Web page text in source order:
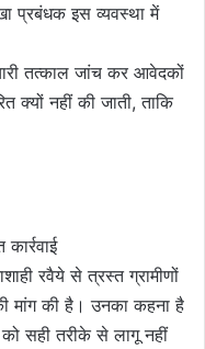
प्रबंधक इस व्यवस्था में
तत्काल जांच कर आवेदकों
क्यों नहीं की जाती, ताकि
रवैये से त्रस्त ग्रामीणों
मांग की है। उनका कहना है
को सही तरीके से लागू नहीं